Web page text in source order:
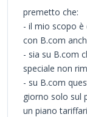
premetto che:
- il mio scopo è
con B.com
- sia su B.com
speciale non
- su B.com
giorno solo sul
un piano